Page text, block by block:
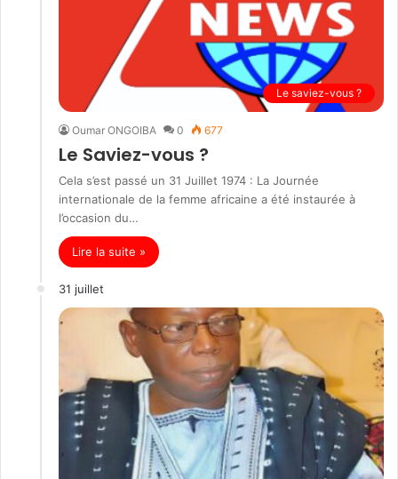
Le saviez-vous ?
Oumar ONGOIBA 0 677
Le Saviez-vous ?
Cela s’est passé un 31 Juillet 1974 : La Journée
internationale de la femme africaine a été instaurée à
l’occasion du…
Lire la suite »
31 juillet